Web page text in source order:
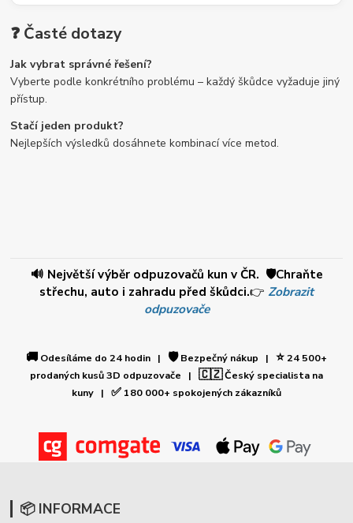
❓ Časté dotazy
Jak vybrat správné řešení?
Vyberte podle konkrétního problému – každý škůdce vyžaduje jiný
přístup.
Stačí jeden produkt?
Nejlepších výsledků dosáhnete kombinací více metod.
🔊 Největší výběr odpuzovačů kun v ČR. 🛡️Chraňte
střechu, auto i zahradu před škůdci.👉 Zobrazit
odpuzovače
🚚 Odesíláme do 24 hodin | 🛡️Bezpečný nákup | ⭐24 500+
prodaných kusů 3D odpuzovače | 🇨🇿Český specialista na
kuny | ✅ 180 000+ spokojených zákazníků
📦 INFORMACE